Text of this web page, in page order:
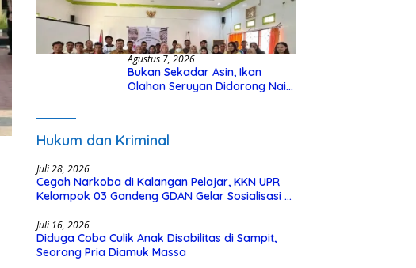
Agustus 7, 2026
Bukan Sekadar Asin, Ikan
Olahan Seruyan Didorong Naik
Hukum dan Kriminal
Juli 28, 2026
Cegah Narkoba di Kalangan Pelajar, KKN UPR
Kelompok 03 Gandeng GDAN Gelar Sosialisasi di
Juli 16, 2026
Diduga Coba Culik Anak Disabilitas di Sampit,
Seorang Pria Diamuk Massa